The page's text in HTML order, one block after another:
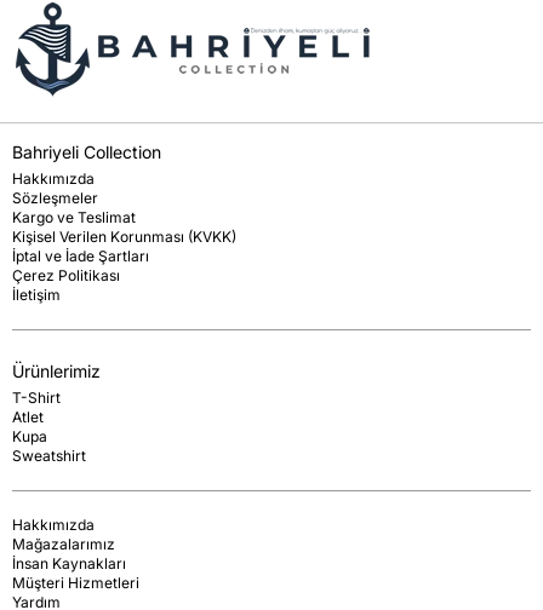
Bahriyeli Collection
Hakkımızda
Sözleşmeler
Kargo ve Teslimat
Kişisel Verilen Korunması (KVKK)
İptal ve İade Şartları
Çerez Politikası
İletişim
Ürünlerimiz
T-Shirt
Atlet
Kupa
Sweatshirt
Hakkımızda
Mağazalarımız
İnsan Kaynakları
Müşteri Hizmetleri
Yardım